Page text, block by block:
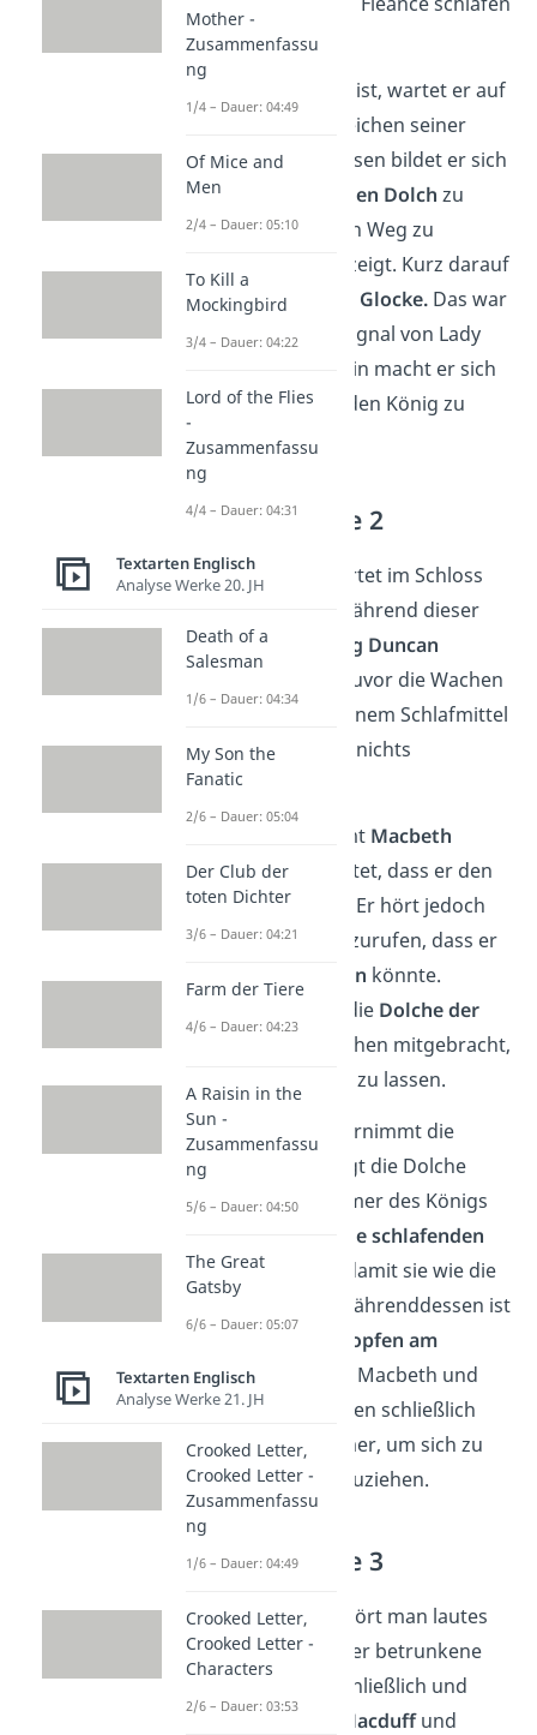
gehen.
Als Macbeth allein ist, wartet er auf
das vereinbarte Zeichen seiner
Frau. Währenddessen bildet er sich
ein, einen
fliegenden Dolch zu
sehen, der ihm den Weg zu
Duncans Zimmer zeigt. Kurz darauf
hört Macbeth eine Glocke. Das war
das verabredete Signal von Lady
Macbeth. Daraufhin macht er sich
auf den Weg, um den König zu
töten.
Akt 2 — Szene 2
Lady Macbeth
wartet im Schloss
auf ihren Mann, während dieser
den Mord an
König Duncan
ausführt. Sie hat zuvor die Wachen
mit
und einem Schlafmittel
betäubt, damit sie nichts
bemerken.
Kurz darauf kommt Macbeth
zurück und berichtet, dass er den
König getötet hat. Er hört jedoch
Stimmen, die ihm zurufen, dass er
nie wieder schlafen könnte.
Außerdem hat er die Dolche der
aus Versehen mitgebracht,
statt sie am Tatort zu lassen.
Lady Macbeth übernimmt die
Situation. Sie bringt die Dolche
zurück in das Zimmer des Königs
beschmiert die schlafenden
Wachenmit Blut, damit sie wie die
Täter aussehen. Währenddessen ist
draußen
lautes Klopfen am
Burgtor
zu hören. Macbeth und
Lady Macbeth gehen schließlich
zurück in ihr Zimmer, um sich zu
waschen und umzuziehen.
Akt 2 — Szene 3
Vor dem Schloss hört man lautes
Klopfen am Tor
. Der betrunkene
öffnet schließlich und
lässt die Adligen
Macduffund
Mother -
Zusammenfassu
ng
1/4 – Dauer: 04:49
Of Mice and
Men
2/4 – Dauer: 05:10
To Kill a
Mockingbird
3/4 – Dauer: 04:22
Lord of the Flies
-
Zusammenfassu
ng
4/4 – Dauer: 04:31
Textarten Englisch
Analyse Werke 20. JH
Death of a
Salesman
1/6 – Dauer: 04:34
My Son the
Fanatic
2/6 – Dauer: 05:04
Der Club der
toten Dichter
3/6 – Dauer: 04:21
Farm der Tiere
4/6 – Dauer: 04:23
A Raisin in the
Sun -
Zusammenfassu
ng
5/6 – Dauer: 04:50
The Great
Gatsby
6/6 – Dauer: 05:07
Textarten Englisch
Analyse Werke 21. JH
Crooked Letter,
Crooked Letter -
Zusammenfassu
ng
1/6 – Dauer: 04:49
Crooked Letter,
Crooked Letter -
Characters
2/6 – Dauer: 03:53